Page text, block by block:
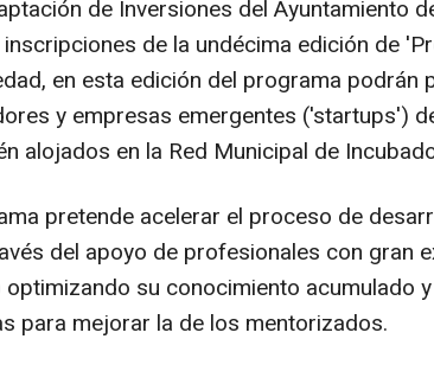
de Inversiones del Ayuntamiento
de la undécima edición de
en esta edición del programa podrán
y empresas emergentes ('startups')
alojados en la Red Municipal de
pretende acelerar el proceso de
del apoyo de profesionales con gran
su conocimiento acumulado
para mejorar la de los mentorizados.